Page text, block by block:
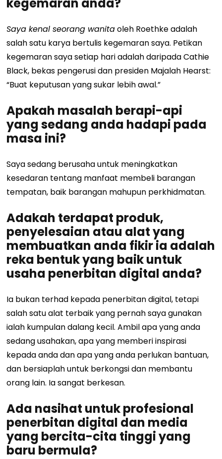
Saya kenal seorang wanitaoleh Roethke adalah
salah satu karya bertulis kegemaran saya. Petikan
kegemaran saya setiap hari adalah daripada Cathie
Black, bekas pengerusi dan presiden Majalah Hearst:
“Buat keputusan yang sukar lebih awal.”
Apakah masalah berapi-api
yang sedang anda hadapi pada
masa ini?
Saya sedang berusaha untuk meningkatkan
kesedaran tentang manfaat membeli barangan
tempatan, baik barangan mahupun perkhidmatan.
Adakah terdapat produk,
penyelesaian atau alat yang
membuatkan anda fikir ia adalah
reka bentuk yang baik untuk
usaha penerbitan digital anda?
Ia bukan terhad kepada penerbitan digital, tetapi
salah satu alat terbaik yang pernah saya gunakan
ialah kumpulan dalang kecil. Ambil apa yang anda
sedang usahakan, apa yang memberi inspirasi
kepada anda dan apa yang anda perlukan bantuan,
dan bersiaplah untuk berkongsi dan membantu
orang lain. Ia sangat berkesan.
Ada nasihat untuk profesional
penerbitan digital dan media
yang bercita-cita tinggi yang
baru bermula?